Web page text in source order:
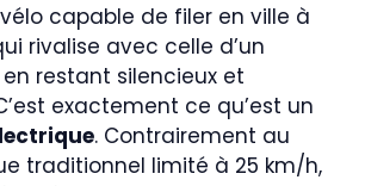
capable de filer en ville à
rivalise avec celle d’un
restant silencieux et
exactement ce qu’est un
. Contrairement au
traditionnel limité à 25 km/h,